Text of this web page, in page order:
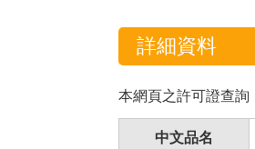
詳細資料
本網頁之許可證查
中文品名